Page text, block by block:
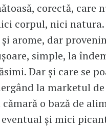
corectă, care
corpul, nici natura.
arome, dar
simple, la
Dar și care se
la marketul
o bază de
și mici